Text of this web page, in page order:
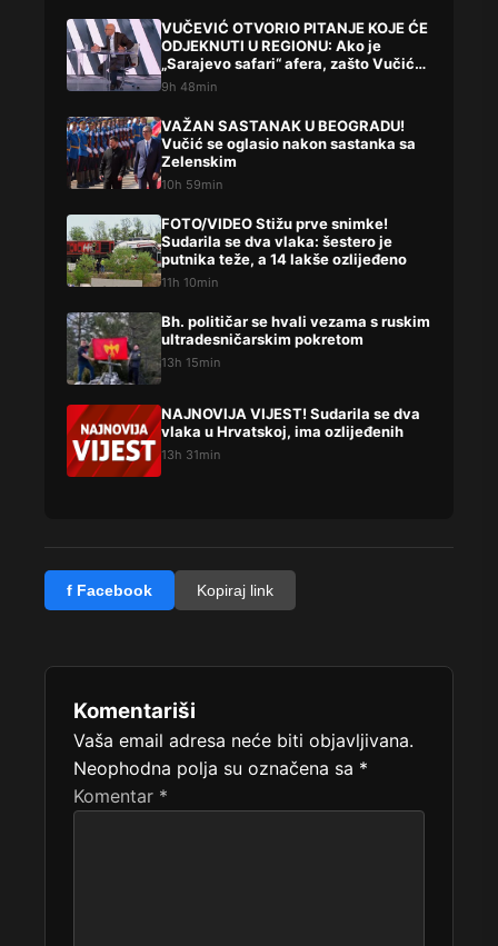
VUČEVIĆ OTVORIO PITANJE KOJE ĆE
ODJEKNUTI U REGIONU: Ako je
„Sarajevo safari“ afera, zašto Vučića
niste procesuirali?!
9h 48min
VAŽAN SASTANAK U BEOGRADU!
Vučić se oglasio nakon sastanka sa
Zelenskim
10h 59min
FOTO/VIDEO Stižu prve snimke!
Sudarila se dva vlaka: šestero je
putnika teže, a 14 lakše ozlijeđeno
11h 10min
Bh. političar se hvali vezama s ruskim
ultradesničarskim pokretom
13h 15min
NAJNOVIJA VIJEST! Sudarila se dva
vlaka u Hrvatskoj, ima ozlijeđenih
13h 31min
f Facebook Kopiraj link
Komentariši
Vaša email adresa neće biti objavljivana.
Neophodna polja su označena sa *
Komentar *